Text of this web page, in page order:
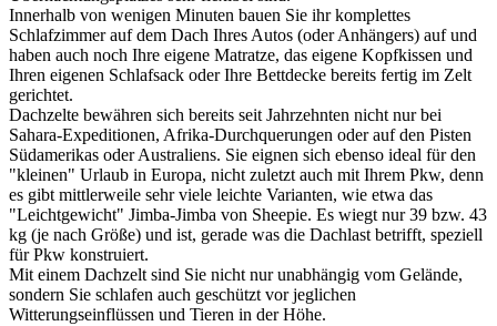
Innerhalb von wenigen Minuten bauen Sie ihr komplettes
Schlafzimmer auf dem Dach Ihres Autos (oder Anhängers) auf und
haben auch noch Ihre eigene Matratze, das eigene Kopfkissen und
Ihren eigenen Schlafsack oder Ihre Bettdecke bereits fertig im Zelt
gerichtet.
Dachzelte bewähren sich bereits seit Jahrzehnten nicht nur bei
Sahara-Expeditionen, Afrika-Durchquerungen oder auf den Pisten
Südamerikas oder Australiens. Sie eignen sich ebenso ideal für den
"kleinen" Urlaub in Europa, nicht zuletzt auch mit Ihrem Pkw, denn
es gibt mittlerweile sehr viele leichte Varianten, wie etwa das
"Leichtgewicht" Jimba-Jimba von Sheepie. Es wiegt nur 39 bzw. 43
kg (je nach Größe) und ist, gerade was die Dachlast betrifft, speziell
für Pkw konstruiert.
Mit einem Dachzelt sind Sie nicht nur unabhängig vom Gelände,
sondern Sie schlafen auch geschützt vor jeglichen
Witterungseinflüssen und Tieren in der Höhe.